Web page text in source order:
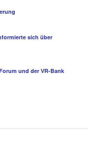
sich über
und der VR-Bank